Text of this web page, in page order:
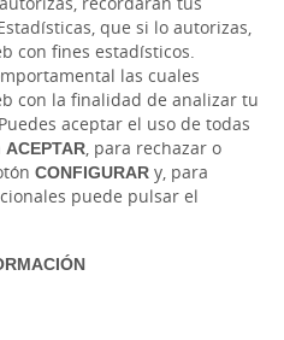
que si lo autorizas,
con fines estadísticos.
las cuales
con la finalidad de analizar tu
aceptar el uso de todas
ACEPTAR, para rechazar o
CONFIGURAR y, para
puede pulsar el
Pendiente
180
días
6
meses
180